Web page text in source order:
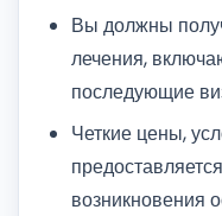
Вы должны
лечения,
последующие
Четкие цены,
возникновения